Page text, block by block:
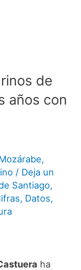
de
años con
,
/ Deja un
Santiago,
, Datos,
ha